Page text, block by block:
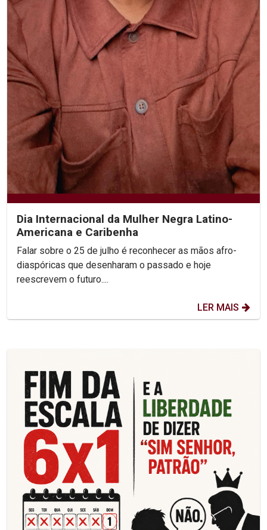
Dia Internacional da Mulher Negra Latino-
Americana e Caribenha
Falar sobre o 25 de julho é reconhecer as mãos afro-
diaspóricas que desenharam o passado e hoje
reescrevem o futuro....
LER MAIS